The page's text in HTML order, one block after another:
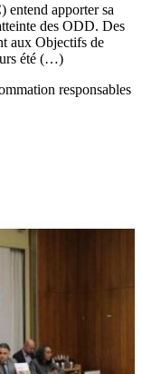
entend apporter sa
des ODD. Des
aux Objectifs de
été (…)
responsables